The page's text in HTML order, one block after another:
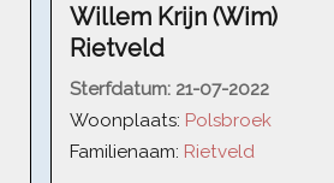
Willem Krijn (Wim)
Rietveld
Sterfdatum: 21-07-2022
Woonplaats: Polsbroek
Familienaam: Rietveld